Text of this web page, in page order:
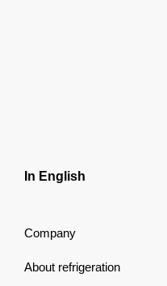
In English
Company
About refrigeration